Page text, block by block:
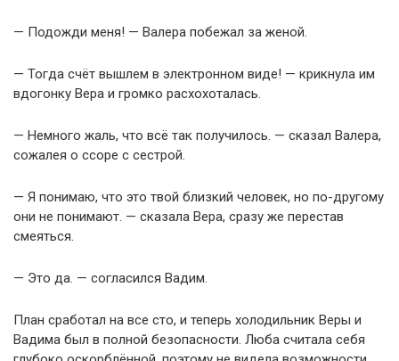
— Подожди меня! — Валера побежал за женой.
— Тогда счёт вышлем в электронном виде! — крикнула им
вдогонку Вера и громко расхохоталась.
— Немного жаль, что всё так получилось. — сказал Валера,
сожалея о ссоре с сестрой.
— Я понимаю, что это твой близкий человек, но по-другому
они не понимают. — сказала Вера, сразу же перестав
смеяться.
— Это да. — согласился Вадим.
План сработал на все сто, и теперь холодильник Веры и
Вадима был в полной безопасности. Люба считала себя